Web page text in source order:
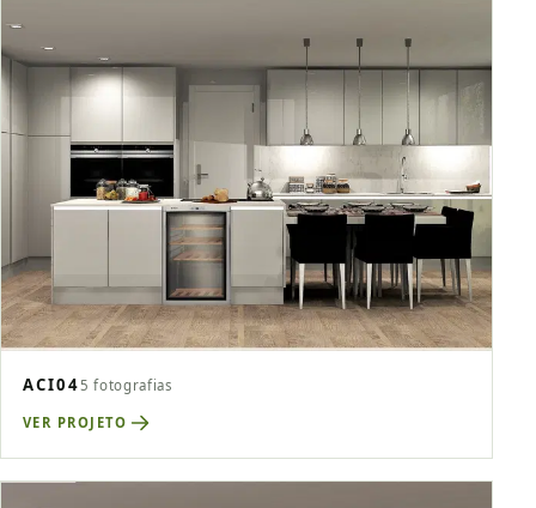
ACI04 5 fotografias
VER PROJETO